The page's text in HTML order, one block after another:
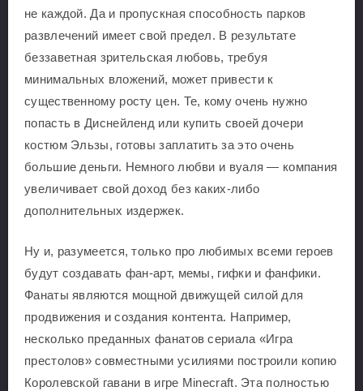
не каждой. Да и пропускная способность парков
развлечений имеет свой предел. В результате
беззаветная зрительская любовь, требуя
минимальных вложений, может привести к
существенному росту цен. Те, кому очень нужно
попасть в Диснейленд или купить своей дочери
костюм Эльзы, готовы заплатить за это очень
большие деньги. Немного любви и вуаля — компания
увеличивает свой доход без каких-либо
дополнительных издержек.
Ну и, разумеется, только про любимых всеми героев
будут создавать фан-арт, мемы, гифки и фанфики.
Фанаты являются мощной движущей силой для
продвижения и создания контента. Например,
несколько преданных фанатов сериала «Игра
престолов» совместными усилиями построили копию
Королевской гавани в игре Minecraft. Эта полностью